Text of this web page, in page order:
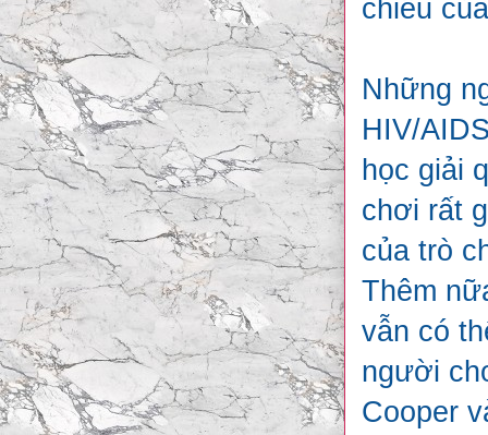
chiều
Những
HIV/
học giải
chơi rất
của trò
Thêm
vẫn có
người
Cooper